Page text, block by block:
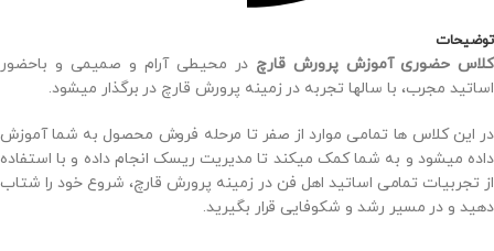
توضیحات
کلاس حضوری آموزش پرورش قارچ در محیطی آرام و صمیمی و باحضور
اساتید مجرب، با سالها تجربه در زمینه پرورش قارچ در برگذار میشود.
در این کلاس ها تمامی موارد از صفر تا مرحله فروش محصول به شما آموزش
داده میشود و به شما کمک میکند تا مدیریت ریسک انجام داده و با استفاده
از تجربیات تمامی اساتید اهل فن در زمینه پرورش قارچ، شروع خود را شتاب
دهید و در مسیر رشد و شکوفایی قرار بگیرید.